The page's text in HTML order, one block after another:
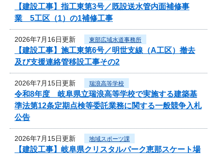
【建設工事】指工東第3号／既設送水管内面補修事
業 5工区（1）の1補修工事
2026年7月16日更新 東部広域水道事務所
【建設工事】施工東第6号／明世支線（A工区）撤去
及び支援連絡管移設工事その2
2026年7月15日更新 瑞浪高等学校
令和8年度 岐阜県立瑞浪高等学校で実施する建築基
準法第12条定期点検等委託業務に関する一般競争入札
公告
2026年7月15日更新 地域スポーツ課
【建設工事】岐阜県クリスタルパーク恵那スケート場